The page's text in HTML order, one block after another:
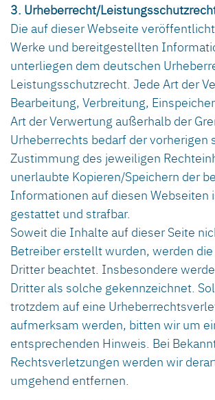
3. Urheberrecht/
Die auf dieser Webseite
Werke und bereitgestellten
unterliegen dem deutschen
Leistungsschutzrecht. Jede Art der
Bearbeitung, Verbreitung,
Art der Verwertung außerhalb der
Urheberrechts bedarf der vorherigen
Zustimmung des jeweiligen
unerlaubte Kopieren/Speichern der
Informationen auf diesen Webseiten
gestattet und strafbar.
Soweit die Inhalte auf dieser Seite
Betreiber erstellt wurden, werden
Dritter beachtet. Insbesondere
Dritter als solche gekennzeichnet.
trotzdem auf eine
aufmerksam werden, bitten wir um
entsprechenden Hinweis. Bei
Rechtsverletzungen werden wir
umgehend entfernen.